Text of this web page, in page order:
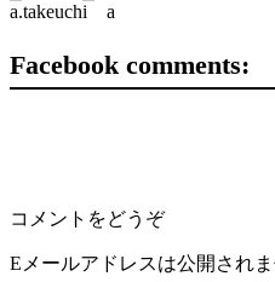
a.takeuchi a
Facebook comments:
コメントをどうぞ
Eメールアドレスは公開されま